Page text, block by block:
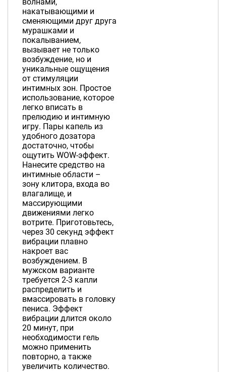
накатывающими и
сменяющими друг друга
мурашками и
покалыванием,
вызывает не только
возбуждение, но и
уникальные ощущения
от стимуляции
интимных зон. Простое
использование, которое
легко вписать в
прелюдию и интимную
игру. Пары капель из
удобного дозатора
достаточно, чтобы
ощутить WOW-эффект.
Нанесите средство на
интимные области –
зону клитора, входа во
влагалище, и
массирующими
движениями легко
вотрите. Приготовьтесь,
через 30 секунд эффект
вибрации плавно
накроет вас
возбуждением. В
мужском варианте
требуется 2-3 капли
распределить и
вмассировать в головку
пениса. Эффект
вибрации длится около
20 минут, при
необходимости гель
можно применить
повторно, а также
увеличить количество.